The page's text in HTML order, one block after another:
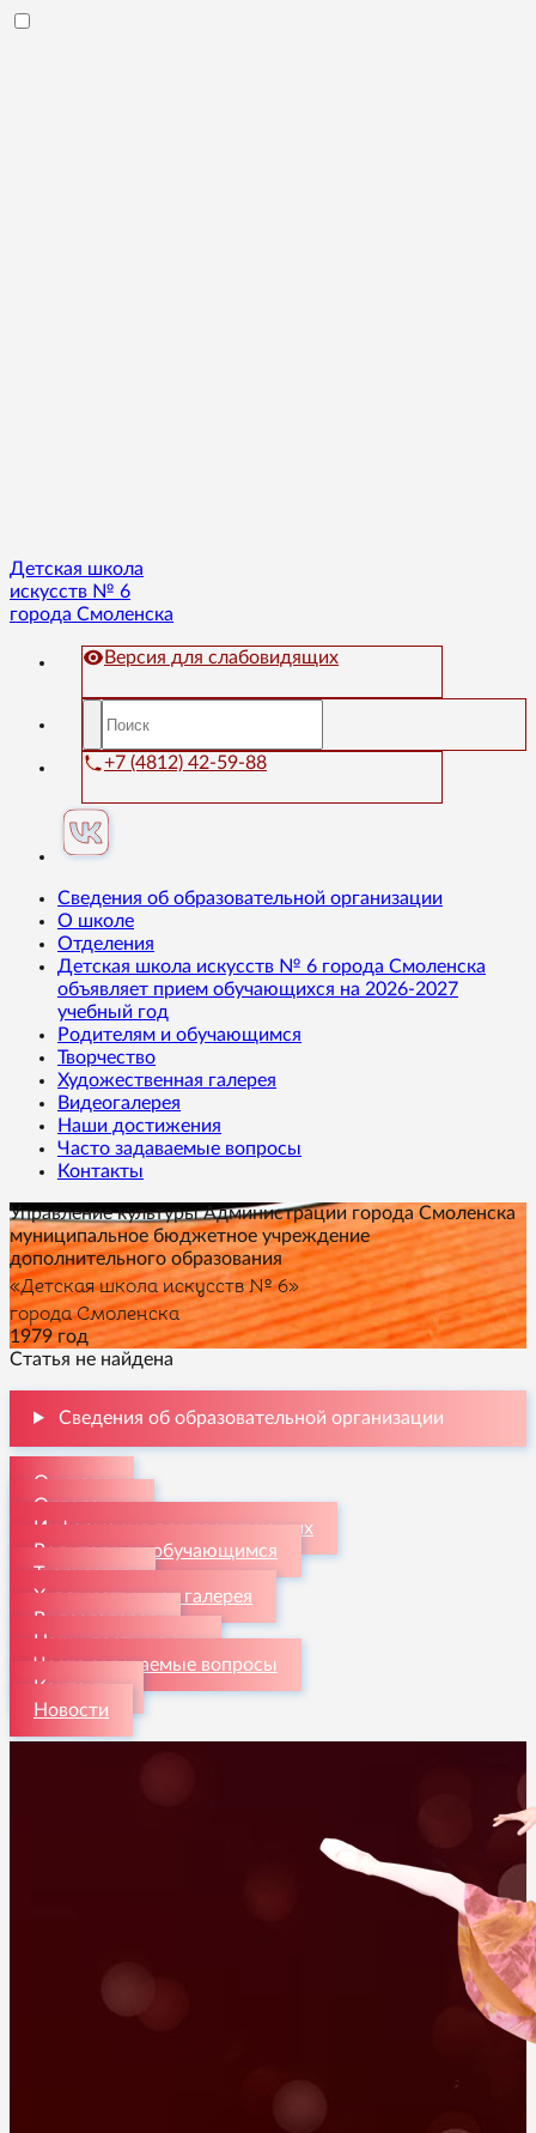
Детская школа
искусств № 6
города Смоленска
Версия для слабовидящих
+7 (4812) 42-59-88
Сведения об образовательной организации
О школе
Отделения
Детская школа искусств № 6 города Смоленска
объявляет прием обучающихся на 2026-2027
учебный год
Родителям и обучающимся
Творчество
Художественная галерея
Видеогалерея
Наши достижения
Часто задаваемые вопросы
Контакты
Управление культуры Администрации города Смоленска
муниципальное бюджетное учреждение
дополнительного образования
«Детская школа искусств № 6»
города Смоленска
1979 год
Статья не найдена
Сведения об образовательной организации
О школе
Отделения
Информация для поступающих
Родителям и обучающимся
Творчество
Художественная галерея
Видеогалерея
Наши достижения
Часто задаваемые вопросы
Контакты
Новости